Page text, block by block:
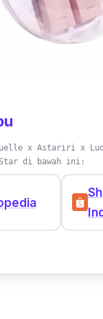
x Astariri x
di bawah ini: